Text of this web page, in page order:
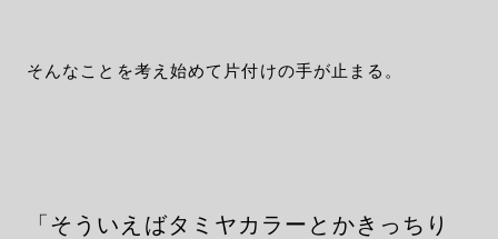
そんなことを考え始めて片付けの手が止まる。
「そういえばタミヤカラーとかきっちり